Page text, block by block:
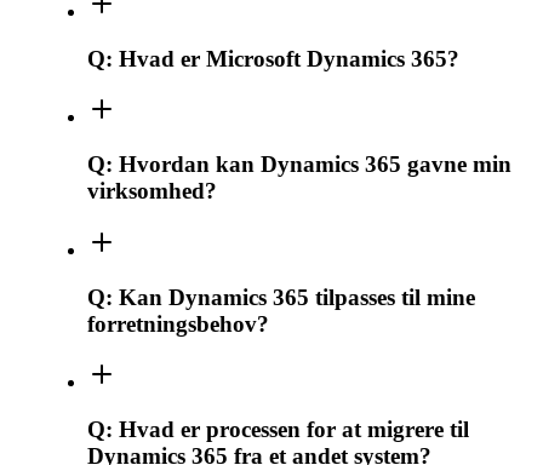
Q: Hvad er Microsoft Dynamics 365?
Q: Hvordan kan Dynamics 365 gavne min
virksomhed?
Q: Kan Dynamics 365 tilpasses til mine
forretningsbehov?
Q: Hvad er processen for at migrere til
Dynamics 365 fra et andet system?